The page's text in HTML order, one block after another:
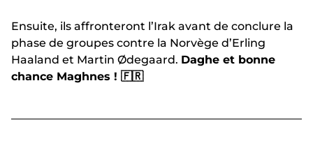
Ensuite, ils affronteront l’Irak avant de conclure la
phase de groupes contre la Norvège d’Erling
Haaland et Martin Ødegaard. Daghe et bonne
chance Maghnes ! 🇫🇷